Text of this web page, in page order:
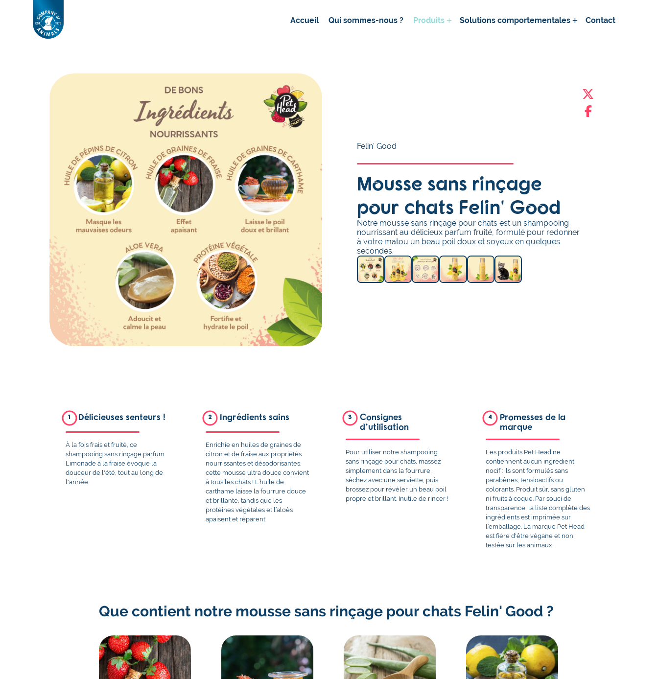
Accueil Qui sommes-nous ? Produits Solutions comportementales Contact
Felin' Good
Mousse sans rinçage
pour chats Felin' Good
Notre mousse sans rinçage pour chats est un shampooing
nourrissant au délicieux parfum fruité, formulé pour redonner
à votre matou un beau poil doux et soyeux en quelques
secondes.
1 Délicieuses senteurs !
À la fois frais et fruité, ce
shampooing sans rinçage parfum
Limonade à la fraise évoque la
douceur de l'été, tout au long de
l'année.
2 Ingrédients sains
Enrichie en huiles de graines de
citron et de fraise aux propriétés
nourrissantes et désodorisantes,
cette mousse ultra douce convient
à tous les chats ! L’huile de
carthame laisse la fourrure douce
et brillante, tandis que les
protéines végétales et l’aloès
apaisent et réparent.
3
Consignes
d’utilisation
Pour utiliser notre shampooing
sans rinçage pour chats, massez
simplement dans la fourrure,
séchez avec une serviette, puis
brossez pour révéler un beau poil
propre et brillant. Inutile de rincer !
4
Promesses de la
marque
Les produits Pet Head ne
contiennent aucun ingrédient
nocif : ils sont formulés sans
parabènes, tensioactifs ou
colorants. Produit sûr, sans gluten
ni fruits à coque. Par souci de
transparence, la liste complète des
ingrédients est imprimée sur
l’emballage. La marque Pet Head
est fière d'être végane et non
testée sur les animaux.
Que contient notre mousse sans rinçage pour chats Felin' Good ?